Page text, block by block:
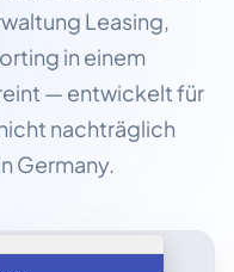
Leasing,
in einem
— entwickelt für
nachträglich
Germany.